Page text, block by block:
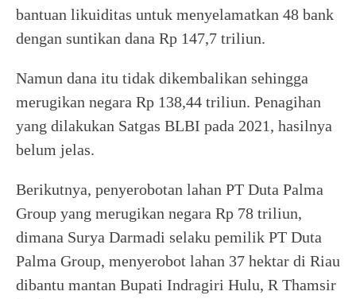
bantuan likuiditas untuk menyelamatkan 48 bank
dengan suntikan dana Rp 147,7 triliun.
Namun dana itu tidak dikembalikan sehingga
merugikan negara Rp 138,44 triliun. Penagihan
yang dilakukan Satgas BLBI pada 2021, hasilnya
belum jelas.
Berikutnya, penyerobotan lahan PT Duta Palma
Group yang merugikan negara Rp 78 triliun,
dimana Surya Darmadi selaku pemilik PT Duta
Palma Group, menyerobot lahan 37 hektar di Riau
dibantu mantan Bupati Indragiri Hulu, R Thamsir